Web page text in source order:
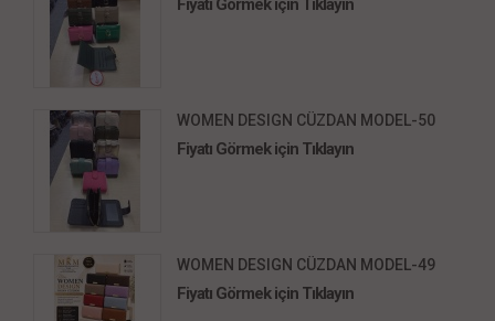
WOMEN DESIGN CÜZDAN MODEL-50
Fiyatı Görmek için Tıklayın
WOMEN DESIGN CÜZDAN MODEL-49
Fiyatı Görmek için Tıklayın